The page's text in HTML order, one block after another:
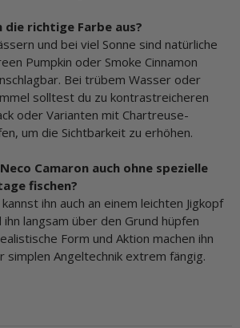
die richtige Farbe aus?
und bei viel Sonne sind natürliche
Pumpkin oder Smoke Cinnamon
Bei trübem Wasser oder
solltest du zu kontrastreicheren
oder Varianten mit Chartreuse-
um die Sichtbarkeit zu erhöhen.
Camaron auch ohne spezielle
fischen?
kannst ihn auch an einem leichten Jigkopf
langsam über den Grund hüpfen
Form und Aktion machen ihn
simplen Angeltechnik extrem fängig.